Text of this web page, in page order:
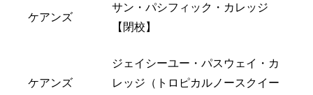
ケアンズ
サン・パシフィック・カレッジ
【閉校】
ケアンズ
ジェイシーユー・パスウェイ・カ
レッジ（トロピカルノースクイー